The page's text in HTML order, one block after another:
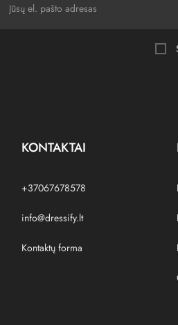
KONTAKTAI
+37067678578
info@dressify.lt
Kontaktų forma